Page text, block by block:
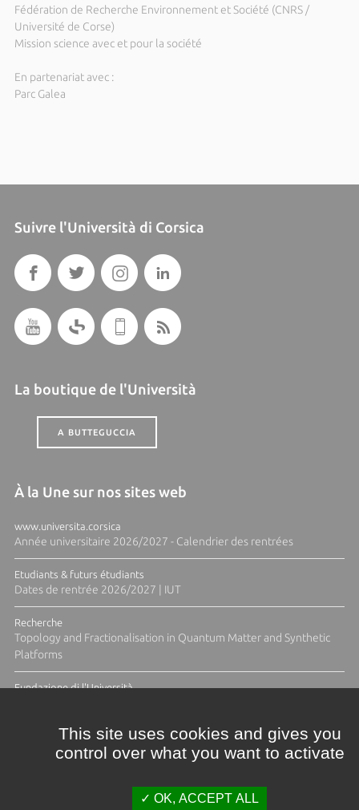
Fédération de Recherche Environnement et Société (CNRS /
Université de Corse)
Mission science avec et pour la société
En partenariat avec :
Parc Galea
Suivre l'Università di Corsica
La boutique de l'Università
A BUTTEGUCCIA
À la Une sur nos sites web
www.universita.corsica
Année universitaire 2026/2027 - Calendrier des rentrées
Etudiants & futurs étudiants
Dates de rentrée 2026/2027 | IUT
Recherche
Topology and Fractionalisation in Quantum Matter and Synthetic
Platforms
Fundazione di l'Università
This site uses cookies and gives you
control over what you want to activate
OK, ACCEPT ALL